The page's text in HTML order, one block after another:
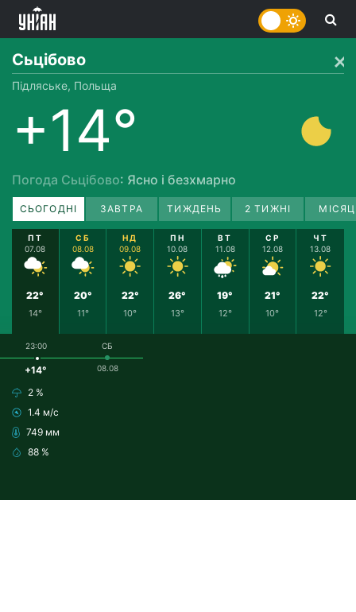
Сьцібово
Підляське, Польща
+14°
Погода Сьцібово: Ясно і безхмарно
СЬОГОДНІ ЗАВТРА ТИЖДЕНЬ 2 ТИЖНІ
ПТ
07.08
22°
14°
СБ
08.08
20°
11°
НД
09.08
22°
10°
ПН
10.08
26°
13°
ВТ
11.08
19°
12°
СР
12.08
21°
10°
ЧТ
13.08
22°
12°
23:00
+14°
2 %
1.4 м/с
749 мм
88 %
СБ
08.08